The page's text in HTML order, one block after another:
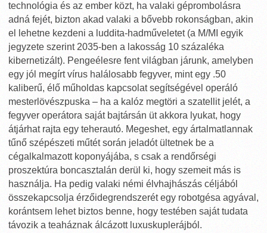
technológia és az ember közt, ha valaki géprombolásra
adná fejét, bizton akad valaki a bővebb rokonságban, akin
el lehetne kezdeni a luddita-hadműveletet (a M/MI egyik
jegyzete szerint 2035-ben a lakosság 10 százaléka
kibernetizált). Pengeélesre fent világban járunk, amelyben
egy jól megírt vírus halálosabb fegyver, mint egy .50
kaliberű, élő műholdas kapcsolat segítségével operáló
mesterlövészpuska – ha a kalóz megtöri a szatellit jelét, a
fegyver operátora saját bajtársán üt akkora lyukat, hogy
átjárhat rajta egy teherautó. Megeshet, egy ártalmatlannak
tűnő szépészeti műtét során jeladót ültetnek be a
cégalkalmazott koponyájába, s csak a rendőrségi
proszektúra boncasztalán derül ki, hogy szemeit más is
használja. Ha pedig valaki némi élvhajhászás céljából
összekapcsolja érzőidegrendszerét egy robotgésa agyával,
korántsem lehet biztos benne, hogy testében saját tudata
távozik a teaháznak álcázott luxuskuplerájból.